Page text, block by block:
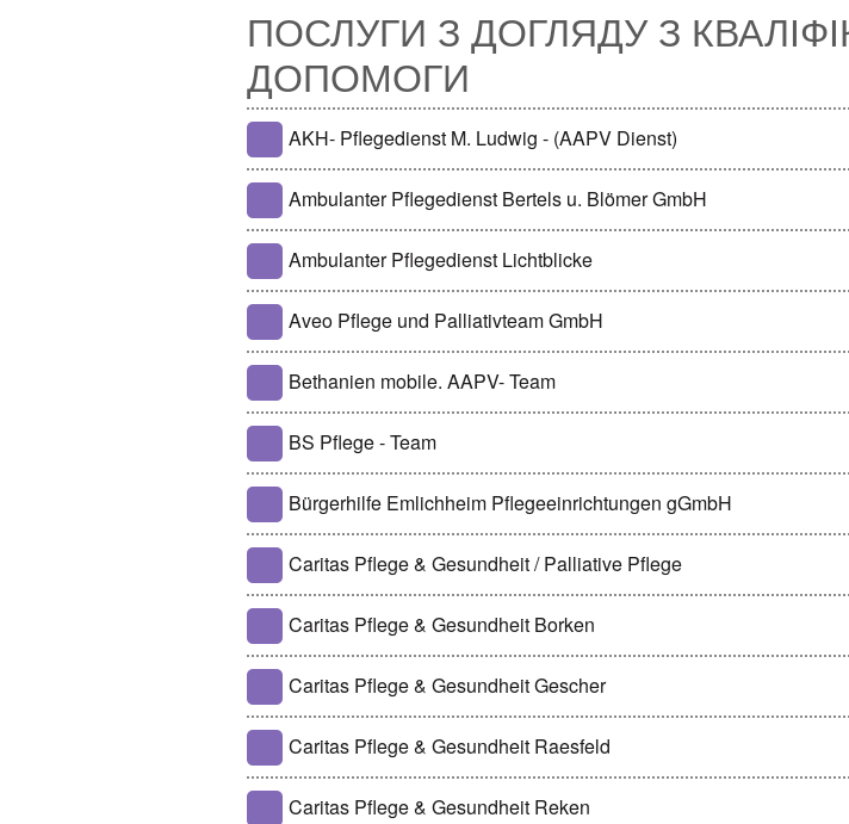
ПОСЛУГИ З ДОГЛЯДУ З
ДОПОМОГИ
AKH- Pflegedienst M. Ludwig - (AAPV Dienst)
Ambulanter Pflegedienst Bertels u. Blömer GmbH
Ambulanter Pflegedienst Lichtblicke
Aveo Pflege und Palliativteam GmbH
Bethanien mobile. AAPV- Team
BS Pflege - Team
Bürgerhilfe Emlichheim Pflegeeinrichtungen gGmbH
Caritas Pflege & Gesundheit / Palliative Pflege
Caritas Pflege & Gesundheit Borken
Caritas Pflege & Gesundheit Gescher
Caritas Pflege & Gesundheit Raesfeld
Caritas Pflege & Gesundheit Reken